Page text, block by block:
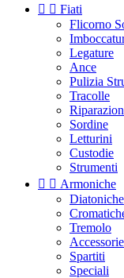
  Fiati
Flicorno
Legature
Ance
Pulizia
Tracolle
Sordine
Letturini
Custodie
Strumenti
  Armoniche
Diatoniche
Tremolo
Spartiti
Speciali